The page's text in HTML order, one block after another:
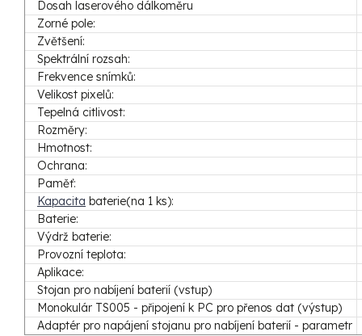
Dosah laserového dálkoměru
Zorné pole:
Zvětšení:
Spektrální rozsah:
Frekvence snímků:
Velikost pixelů:
Tepelná citlivost:
Rozměry:
Hmotnost:
Ochrana:
Paměť:
Kapacita baterie(na 1 ks):
Baterie:
Výdrž baterie:
Provozní teplota:
Aplikace:
Stojan pro nabíjení baterií (vstup)
Monokulár TS005 - připojení k PC pro přenos dat (výstup)
Adaptér pro napájení stojanu pro nabíjení baterií - parametr